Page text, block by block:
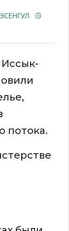
потока.